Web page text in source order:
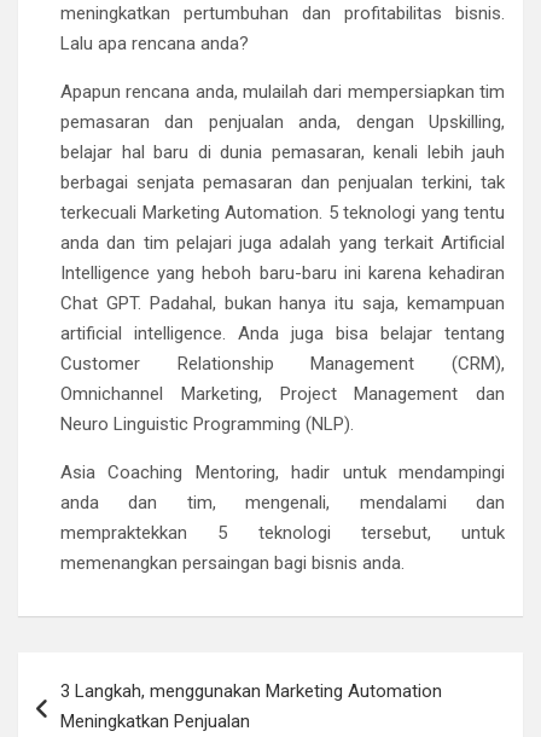
meningkatkan pertumbuhan dan profitabilitas bisnis.
Lalu apa rencana anda?
Apapun rencana anda, mulailah dari mempersiapkan tim
pemasaran dan penjualan anda, dengan Upskilling,
belajar hal baru di dunia pemasaran, kenali lebih jauh
berbagai senjata pemasaran dan penjualan terkini, tak
terkecuali Marketing Automation. 5 teknologi yang tentu
anda dan tim pelajari juga adalah yang terkait Artificial
Intelligence yang heboh baru-baru ini karena kehadiran
Chat GPT. Padahal, bukan hanya itu saja, kemampuan
artificial intelligence. Anda juga bisa belajar tentang
Customer Relationship Management (CRM),
Omnichannel Marketing, Project Management dan
Neuro Linguistic Programming (NLP).
Asia Coaching Mentoring, hadir untuk mendampingi
anda dan tim, mengenali, mendalami dan
mempraktekkan 5 teknologi tersebut, untuk
memenangkan persaingan bagi bisnis anda.
pos3 Langkah, menggunakan Marketing Automation
Meningkatkan Penjualan